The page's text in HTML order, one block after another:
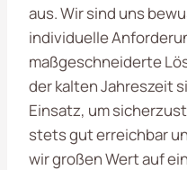
aus. Wir sind uns
individuelle
maßgeschneiderte
der kalten Jahreszeit
Einsatz, um
stets gut erreichbar
wir großen Wert auf